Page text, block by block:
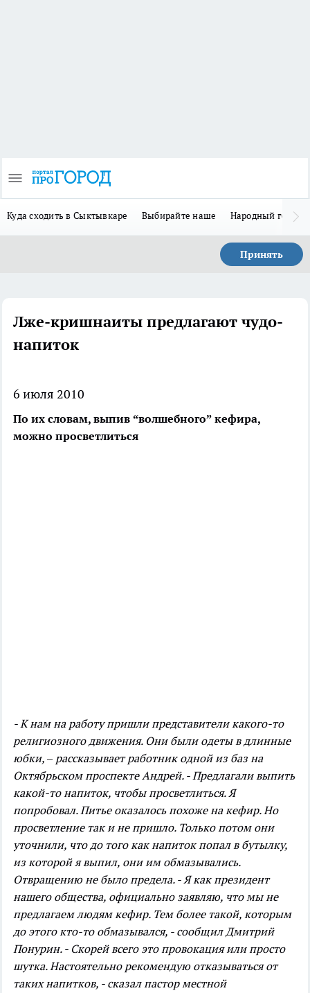
Куда сходить в Сыктывкаре Выбирайте наше Народный герой
Принять
Лже-кришнаиты предлагают чудо-
напиток
6 июля 2010
По их словам, выпив “волшебного” кефира,
можно просветлиться
- К нам на работу пришли представители какого-то
религиозного движения. Они были одеты в длинные
юбки, – рассказывает работник одной из баз на
Октябрьском проспекте Андрей. - Предлагали выпить
какой-то напиток, чтобы просветлиться. Я
попробовал. Питье оказалось похоже на кефир. Но
просветление так и не пришло. Только потом они
уточнили, что до того как напиток попал в бутылку,
из которой я выпил, они им обмазывались.
Отвращению не было предела.- Я как президент
нашего общества, официально заявляю, что мы не
предлагаем людям кефир. Тем более такой, которым
до этого кто-то обмазывался, - сообщил Дмитрий
Понурин.- Скорей всего это провокация или просто
шутка. Настоятельно рекомендую отказываться от
таких напитков, - сказал пастор местной